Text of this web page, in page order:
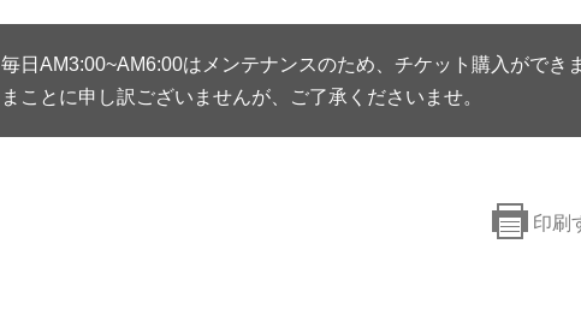
毎日AM3:00~AM6:00はメンテナンスのため、チケット購入ができ
まことに申し訳ございませんが、ご了承くださいませ。
印刷